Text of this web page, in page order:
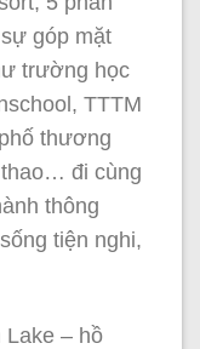
góp mặt
trường học
TTTM
thương
thao… đi cùng
thông
tiện nghi,
Lake – hồ